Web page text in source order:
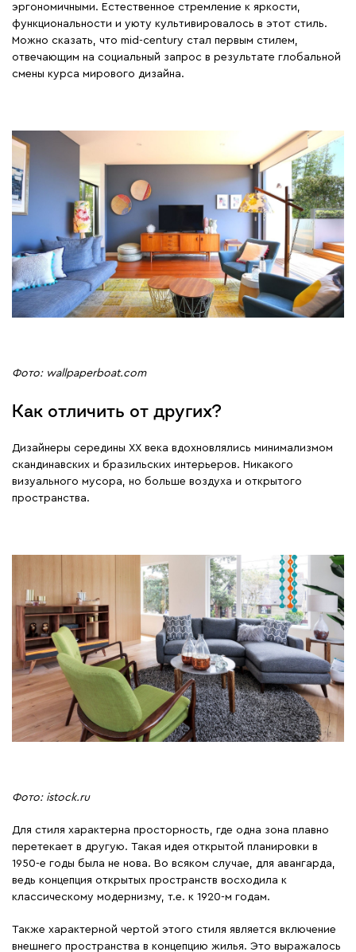
эргономичными. Естественное стремление к яркости,
функциональности и уюту культивировалось в этот стиль.
Можно сказать, что mid-century стал первым стилем,
отвечающим на социальный запрос в результате глобальной
смены курса мирового дизайна.
Фото: wallpaperboat.com
Как отличить от других?
Дизайнеры середины ХХ века вдохновлялись минимализмом
скандинавских и бразильских интерьеров. Никакого
визуального мусора, но больше воздуха и открытого
пространства.
Фото: istock.ru
Для стиля характерна просторность, где одна зона плавно
перетекает в другую. Такая идея открытой планировки в
1950-е годы была не нова. Во всяком случае, для авангарда,
ведь концепция открытых пространств восходила к
классическому модернизму, т.е. к 1920-м годам.
Также характерной чертой этого стиля является включение
внешнего пространства в концепцию жилья. Это выражалось